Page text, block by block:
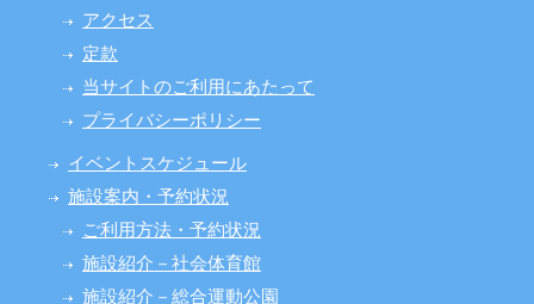
アクセス
定款
当サイトのご利用にあたって
プライバシーポリシー
イベントスケジュール
施設案内・予約状況
ご利用方法・予約状況
施設紹介－社会体育館
施設紹介－総合運動公園